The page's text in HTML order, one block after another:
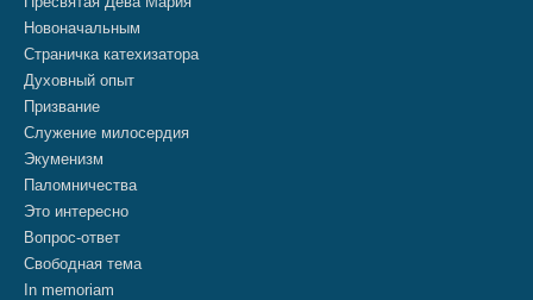
Новоначальным
Страничка катехизатора
Духовный опыт
Призвание
Служение милосердия
Экуменизм
Паломничества
Это интересно
Вопрос-ответ
Свободная тема
In memoriam